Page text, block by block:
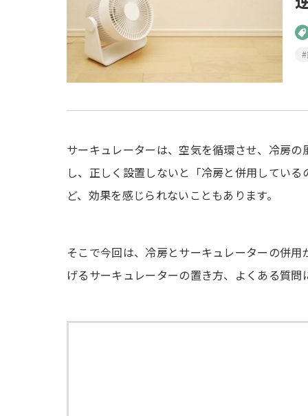
サーキュレーターは、空気を循環させ、冷房
し、正しく設置しないと「冷房と併用してい
ど、効果を感じられないこともあります。
そこで今回は、冷房とサーキュレーターの併
げるサーキュレーターの置き方、よくある質問